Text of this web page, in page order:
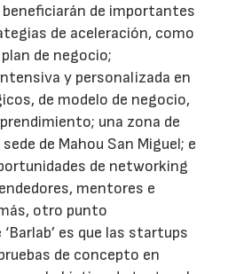
de importantes
de aceleración, como
de negocio;
y personalizada en
de modelo de negocio,
una zona de
de Mahou San Miguel; e
de networking
mentores e
otro punto
es que las startups
de concepto en